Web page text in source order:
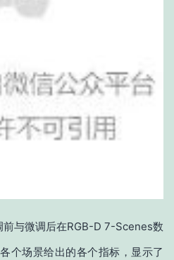
与微调后在RGB-D 7-Scenes数
个场景给出的各个指标，显示了